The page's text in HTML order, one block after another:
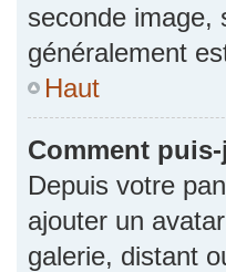
seconde image,
généralement
Haut
Comment
Depuis votre
ajouter un
galerie, distant